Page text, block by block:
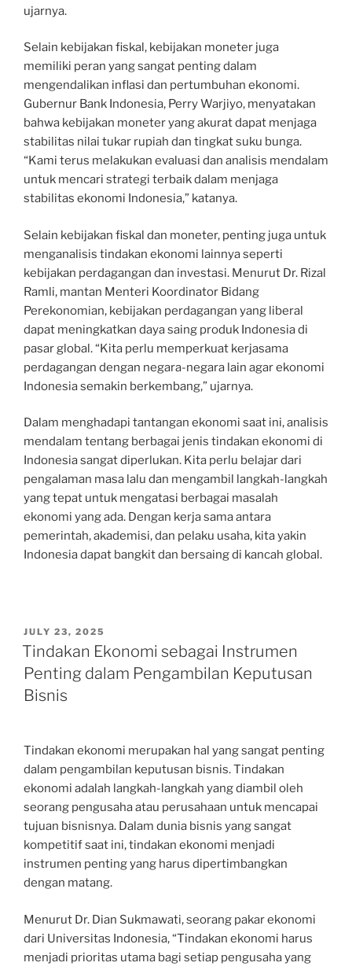
ujarnya.
Selain kebijakan fiskal, kebijakan moneter juga
memiliki peran yang sangat penting dalam
mengendalikan inflasi dan pertumbuhan ekonomi.
Gubernur Bank Indonesia, Perry Warjiyo, menyatakan
bahwa kebijakan moneter yang akurat dapat menjaga
stabilitas nilai tukar rupiah dan tingkat suku bunga.
“Kami terus melakukan evaluasi dan analisis mendalam
untuk mencari strategi terbaik dalam menjaga
stabilitas ekonomi Indonesia,” katanya.
Selain kebijakan fiskal dan moneter, penting juga untuk
menganalisis tindakan ekonomi lainnya seperti
kebijakan perdagangan dan investasi. Menurut Dr. Rizal
Ramli, mantan Menteri Koordinator Bidang
Perekonomian, kebijakan perdagangan yang liberal
dapat meningkatkan daya saing produk Indonesia di
pasar global. “Kita perlu memperkuat kerjasama
perdagangan dengan negara-negara lain agar ekonomi
Indonesia semakin berkembang,” ujarnya.
Dalam menghadapi tantangan ekonomi saat ini, analisis
mendalam tentang berbagai jenis tindakan ekonomi di
Indonesia sangat diperlukan. Kita perlu belajar dari
pengalaman masa lalu dan mengambil langkah-langkah
yang tepat untuk mengatasi berbagai masalah
ekonomi yang ada. Dengan kerja sama antara
pemerintah, akademisi, dan pelaku usaha, kita yakin
Indonesia dapat bangkit dan bersaing di kancah global.
POSTED
ON
JULY 23, 2025
Tindakan Ekonomi sebagai Instrumen
Penting dalam Pengambilan Keputusan
Bisnis
Tindakan ekonomi merupakan hal yang sangat penting
dalam pengambilan keputusan bisnis. Tindakan
ekonomi adalah langkah-langkah yang diambil oleh
seorang pengusaha atau perusahaan untuk mencapai
tujuan bisnisnya. Dalam dunia bisnis yang sangat
kompetitif saat ini, tindakan ekonomi menjadi
instrumen penting yang harus dipertimbangkan
dengan matang.
Menurut Dr. Dian Sukmawati, seorang pakar ekonomi
dari Universitas Indonesia, “Tindakan ekonomi harus
menjadi prioritas utama bagi setiap pengusaha yang